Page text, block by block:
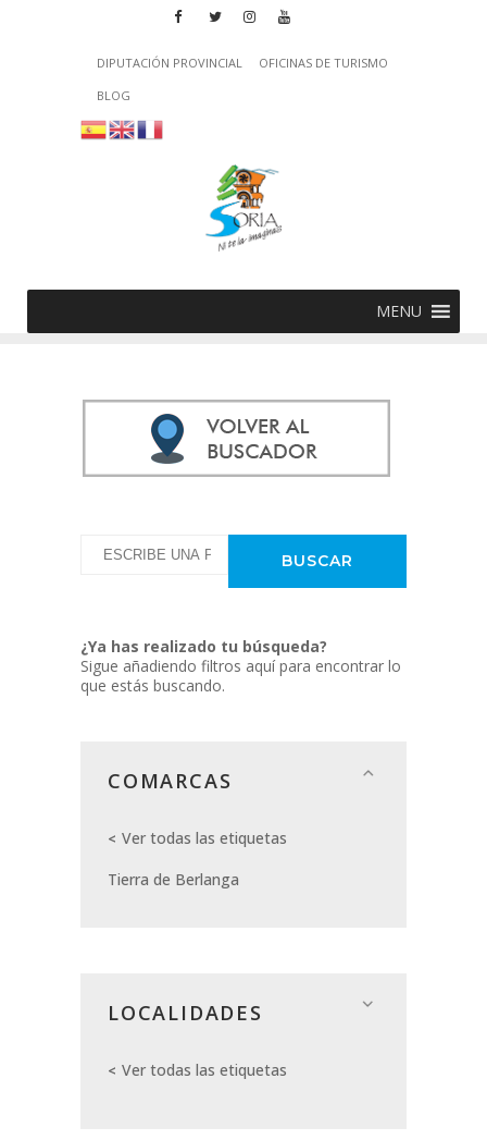
DIPUTACIÓN PROVINCIAL
OFICINAS DE TURISMO
BLOG
MENU
¿Ya has realizado tu búsqueda?
Sigue añadiendo filtros aquí para encontrar lo
que estás buscando.
COMARCAS
Ver todas las etiquetas
Tierra de Berlanga
LOCALIDADES
Ver todas las etiquetas